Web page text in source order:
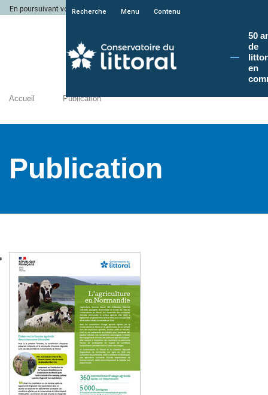
En poursuivant votre navigation sur le site du Conservatoire du littoral, vous
Recherche Menu Contenu
50
de
en
Accueil Publication
Publication